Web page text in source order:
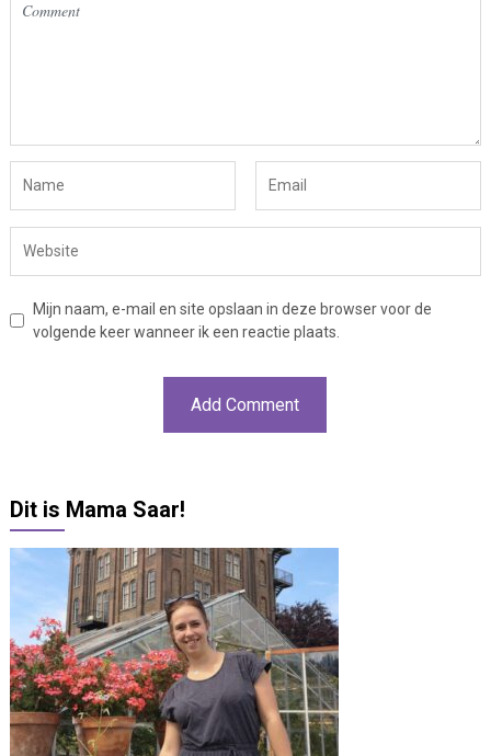
Mijn naam, e-mail en site opslaan in deze browser voor de
volgende keer wanneer ik een reactie plaats.
Dit is Mama Saar!